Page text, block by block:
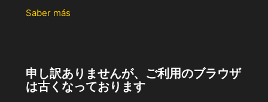
Saber más
申し訳ありませんが、ご利用のブラウザ
は古くなっております